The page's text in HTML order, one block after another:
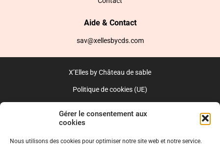
Gérer le consentement aux
cookies
Nous utilisons des cookies pour optimiser notre site web et notre service.
Aide & Contact
sav@xellesbycds.com
X’Elles by Château de sable
Politique de cookies (UE)
Réalisé par l’agence web :